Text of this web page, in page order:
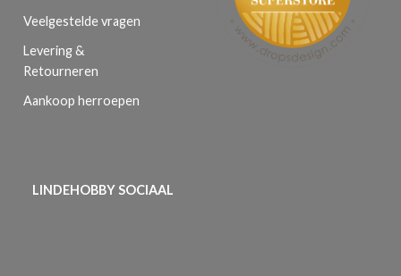
Veelgestelde vragen
Levering &
Retourneren
Aankoop herroepen
LINDEHOBBY SOCIAAL